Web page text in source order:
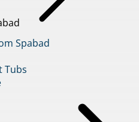
Spabad
Tubs